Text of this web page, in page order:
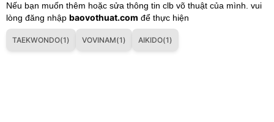
Nếu bạn muốn thêm hoặc sửa thông tin clb võ thuật của mình. vui
lòng đăng nhập baovothuat.com để thực hiện
TAEKWONDO(1) VOVINAM(1) AIKIDO(1)